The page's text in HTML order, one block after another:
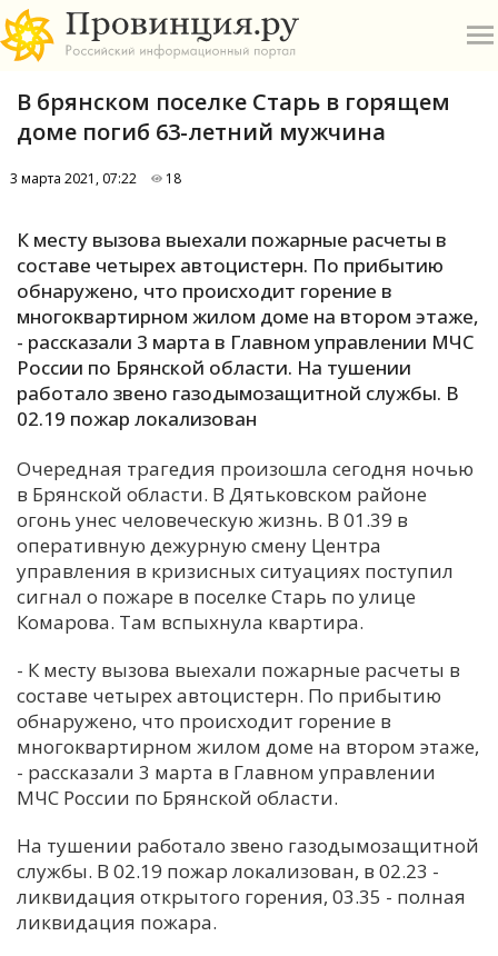
А
Б
В
Е
И
К
М
Н
О
П
С
Ч
В брянском поселке Старь в горящем
доме погиб 63-летний мужчина
3 марта 2021, 07:22 18
К месту вызова выехали пожарные расчеты в
составе четырех автоцистерн. По прибытию
обнаружено, что происходит горение в
многоквартирном жилом доме на втором этаже,
- рассказали 3 марта в Главном управлении МЧС
России по Брянской области. На тушении
работало звено газодымозащитной службы. В
02.19 пожар локализован
Очередная трагедия произошла сегодня ночью
в Брянской области. В Дятьковском районе
огонь унес человеческую жизнь. В 01.39 в
оперативную дежурную смену Центра
управления в кризисных ситуациях поступил
сигнал о пожаре в поселке Старь по улице
Комарова. Там вспыхнула квартира.
- К месту вызова выехали пожарные расчеты в
составе четырех автоцистерн. По прибытию
обнаружено, что происходит горение в
многоквартирном жилом доме на втором этаже,
- рассказали 3 марта в Главном управлении
МЧС России по Брянской области.
На тушении работало звено газодымозащитной
службы. В 02.19 пожар локализован, в 02.23 -
ликвидация открытого горения, 03.35 - полная
ликвидация пожара.